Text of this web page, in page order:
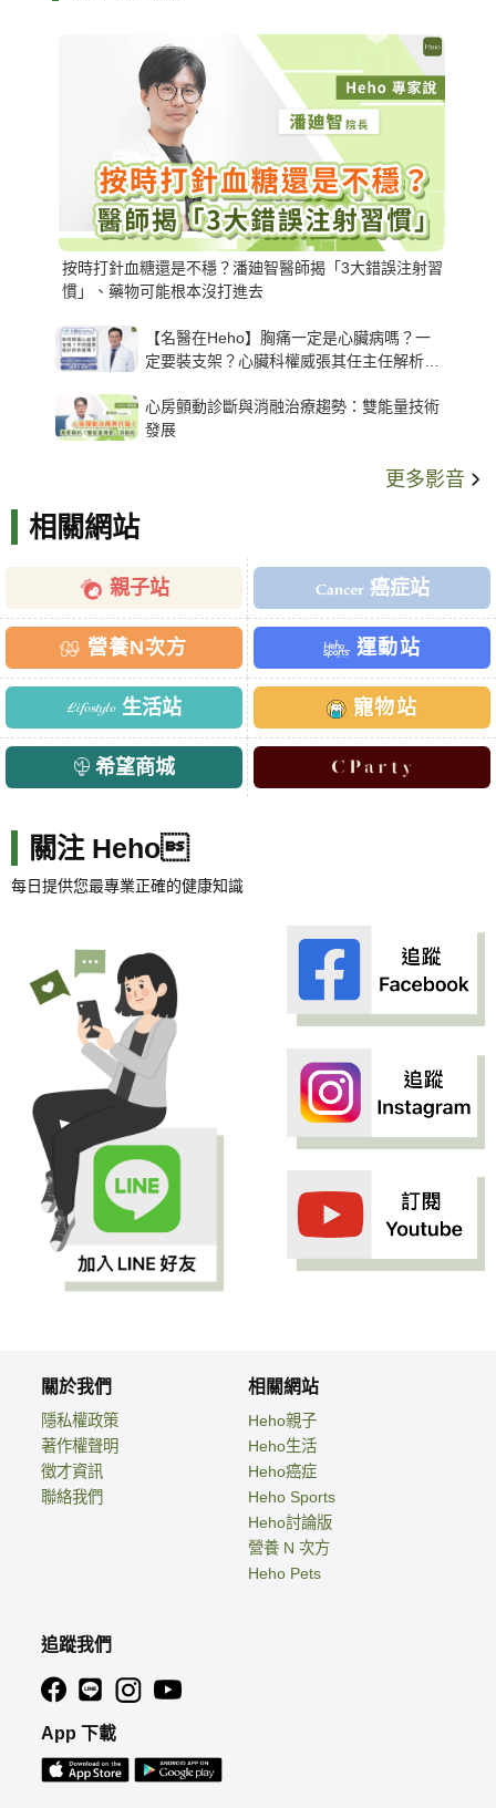
按時打針血糖還是不穩？潘廸智醫師揭「3大錯誤注射習
慣」、藥物可能根本沒打進去
【名醫在Heho】胸痛一定是心臟病嗎？一
定要裝支架？心臟科權威張其任主任解析支
心房顫動診斷與消融治療趨勢：雙能量技術
發展
更多影音
相關網站
親子站 癌症站
營養N次方 運動站
生活站 寵物站
希望商城
關注 Heho
每日提供您最專業正確的健康知識
關於我們
隱私權政策
著作權聲明
徵才資訊
聯絡我們
相關網站
Heho親子
Heho生活
Heho癌症
Heho Sports
Heho討論版
營養 N 次方
Heho Pets
追蹤我們
App 下載